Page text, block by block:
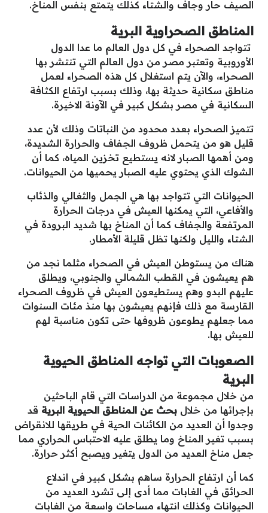
الصيف حار وجاف والشتاء كذلك يتمتع بنفس المناخ.
المناطق الصحراوية البرية
تتواجد الصحراء في كل دول العالم ما عدا الدول
الأوروبية وتعتبر مصر من دول العالم التي تنتشر بها
الصحراء، والآن يتم استغلال كل هذه الصحراء لعمل
مناطق سكانية حديثة بها، وذلك بسبب ارتفاع الكثافة
السكانية في مصر بشكل كبير في الآونة الاخيرة.
تتميز الصحراء بعدد محدود من النباتات وذلك لأن عدد
قليل هو من يتحمل ظروف الجفاف والحرارة الشديدة،
ومن أهمها الصبار لانه يستطيع تخزين المياه، كما أن
الشوك الذي يحتوي عليه الصبار يحميها من الحيوانات.
الحيوانات التي تتواجد بها هي الجمل والثغالي والذئاب
والأفاعي، التي يمكنها العيش في درجات الحرارة
المرتفعة والجفاف كما أن المناخ بها شديد البرودة في
الشتاء والليل ولكنها تظل قليلة الأمطار.
هناك من يستوطن العيش في الصحراء مثلما نجد من
هم يعيشون في القطب الشمالي والجنوبي، ويطلق
عليهم البدو وهم يستطيعون العيش في ظروف الصحراء
القارسة مع ذلك فإنهم يعيشون بها منذ مئات السنوات
مما جعلهم يطوعون ظروفها حتى تكون مناسبة لهم
للعيش بها.
الصعوبات التي تواجه المناطق الحيوية
البرية
من خلال مجموعة من الدراسات التي قام الباحثين
بإجرائها من خلال بحث عن المناطق الحيوية البرية قد
وجدوا أن العديد من الكائنات الحية في طريقها للانقراض
بسبب تغير المناخ وما يطلق عليه الاحتباس الحراري مما
جعل مناخ العديد من الدول يتغير ويصبح أكثر حرارة.
كما أن ارتفاع الحرارة ساهم بشكل كبير في اندلاع
الحرائق في الغابات مما أدى إلى تشرد العديد من
الحيوانات وكذلك انتهاء مساحات واسعة من الغابات